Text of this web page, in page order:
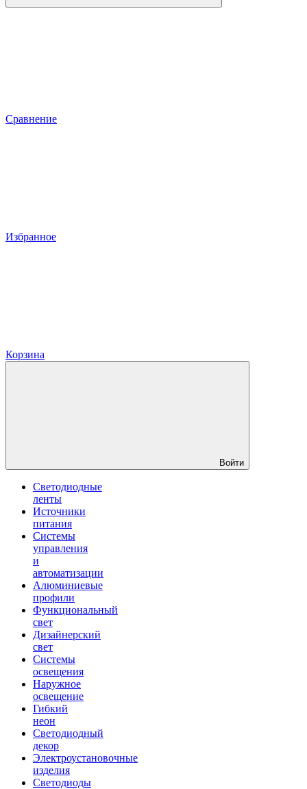
Сравнение
Избранное
Корзина
Войти
Светодиодные
ленты
Источники
питания
Системы
управления
и
автоматизации
Алюминиевые
профили
Функциональный
свет
Дизайнерский
свет
Системы
освещения
Наружное
освещение
Гибкий
неон
Светодиодный
декор
Электроустановочные
изделия
Светодиоды